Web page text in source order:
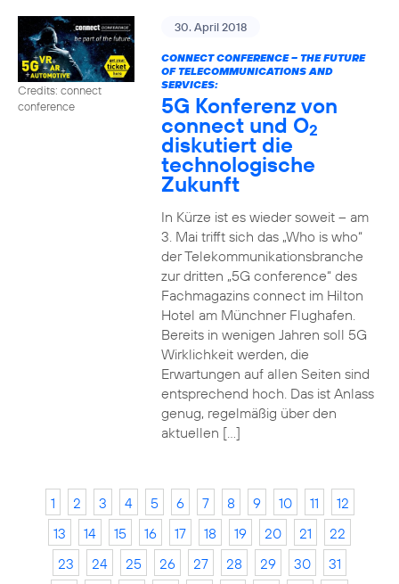
Credits: connect
conference
30. April 2018
CONNECT CONFERENCE – THE FUTURE
OF TELECOMMUNICATIONS AND
SERVICES:
5G Konferenz von
connect und O2
diskutiert die
technologische
Zukunft
In Kürze ist es wieder soweit – am
3. Mai trifft sich das „Who is who“
der Telekommunikationsbranche
zur dritten „5G conference“ des
Fachmagazins connect im Hilton
Hotel am Münchner Flughafen.
Bereits in wenigen Jahren soll 5G
Wirklichkeit werden, die
Erwartungen auf allen Seiten sind
entsprechend hoch. Das ist Anlass
genug, regelmäßig über den
aktuellen […]
1 2 3 4 5 6 7 8 9 10 11
12
13
14 15 16 17 18 19 20 21
22
23
24 25 26 27 28 29 30
31